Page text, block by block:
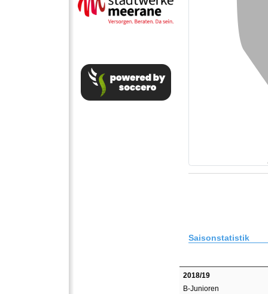
Saisonstatistik
2018/19
B-Junioren